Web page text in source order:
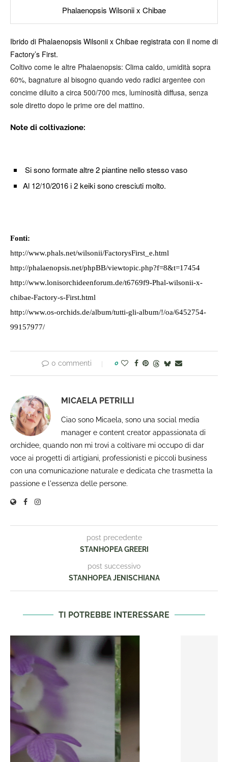
Phalaenopsis Wilsonii x Chibae
Ibrido di Phalaenopsis Wilsonii x Chibae registrata con il nome di
Factory’s First.
Coltivo come le altre Phalaenopsis: Clima caldo, umidità sopra
60%, bagnature al bisogno quando vedo radici argentee con
concime diluito a circa 500/700 mcs, luminosità diffusa, senza
sole diretto dopo le prime ore del mattino.
Note di coltivazione:
Si sono formate altre 2 piantine nello stesso vaso
Al 12/10/2016 i 2 keiki sono cresciuti molto.
Fonti: ​
http://www.phals.net/wilsonii/FactorysFirst_e.html
http://phalaenopsis.net/phpBB/viewtopic.php?f=8&t=17454
http://www.lonisorchideenforum.de/t6769f9-Phal-wilsonii-x-
chibae-Factory-s-First.html
http://www.os-orchids.de/album/tutti-gli-album/!/oa/6452754-
99157977/
0 commenti 0
MICAELA PETRILLI
Ciao sono Micaela, sono una social media
manager e content creator appassionata di
orchidee, quando non mi trovi a coltivare mi occupo di dar
voce ai progetti di artigiani, professionisti e piccoli business
con una comunicazione naturale e dedicata che trasmetta la
passione e l'essenza delle persone.
post precedente
STANHOPEA GREERI
post successivo
STANHOPEA JENISCHIANA
TI POTREBBE INTERESSARE